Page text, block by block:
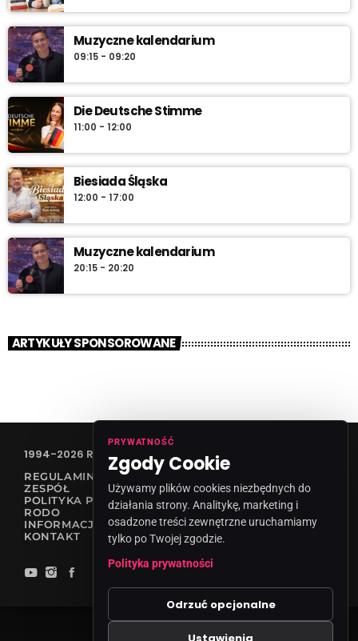
Muzyczne kalendarium
09:15 - 09:20
Die Deutsche Stimme
11:00 - 12:00
Biesiada Śląska
12:00 - 17:00
Muzyczne kalendarium
20:15 - 20:20
ARTYKUŁY SPONSOROWANE
1994-2026 RADIO VANESSA SPÓŁKA Z O.O
REGULAMIN KONKURSÓW
ZESPÓŁ
POLITYKA PRYWATNOŚCI
RODO
INFORMACJA O NADAWCY
KONTAKT
PRYWATNOŚĆ
Zgody Cookie
Używamy plików cookies niezbędnych do
działania strony. Analitykę, marketing i
osadzone treści zewnętrzne uruchamiamy
tylko po Twojej zgodzie.
Polityka prywatności
Odrzuć opcjonalne
Ustawienia